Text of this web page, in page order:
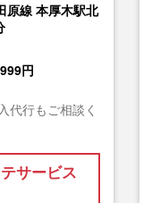
原線 本厚木駅北
円
代行もご相談く
サービス